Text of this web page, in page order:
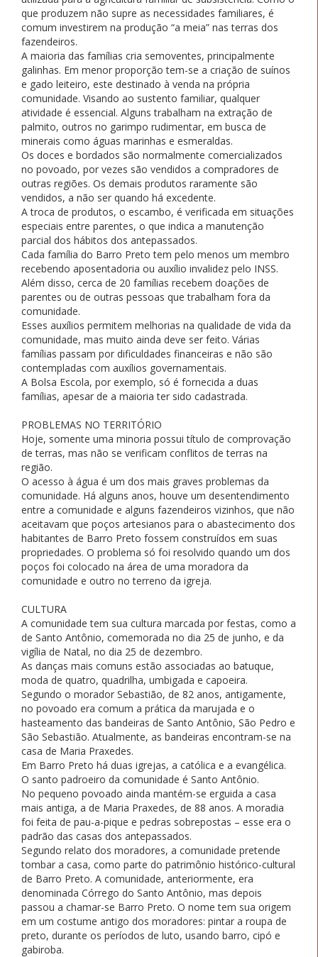
que produzem não supre as necessidades familiares, é
comum investirem na produção “a meia” nas terras dos
fazendeiros.
A maioria das famílias cria semoventes, principalmente
galinhas. Em menor proporção tem-se a criação de suínos
e gado leiteiro, este destinado à venda na própria
comunidade. Visando ao sustento familiar, qualquer
atividade é essencial. Alguns trabalham na extração de
palmito, outros no garimpo rudimentar, em busca de
minerais como águas marinhas e esmeraldas.
Os doces e bordados são normalmente comercializados
no povoado, por vezes são vendidos a compradores de
outras regiões. Os demais produtos raramente são
vendidos, a não ser quando há excedente.
A troca de produtos, o escambo, é verificada em situações
especiais entre parentes, o que indica a manutenção
parcial dos hábitos dos antepassados.
Cada família do Barro Preto tem pelo menos um membro
recebendo aposentadoria ou auxílio invalidez pelo INSS.
Além disso, cerca de 20 famílias recebem doações de
parentes ou de outras pessoas que trabalham fora da
comunidade.
Esses auxílios permitem melhorias na qualidade de vida da
comunidade, mas muito ainda deve ser feito. Várias
famílias passam por dificuldades financeiras e não são
contempladas com auxílios governamentais.
A Bolsa Escola, por exemplo, só é fornecida a duas
famílias, apesar de a maioria ter sido cadastrada.
PROBLEMAS NO TERRITÓRIO
Hoje, somente uma minoria possui título de comprovação
de terras, mas não se verificam conflitos de terras na
região.
O acesso à água é um dos mais graves problemas da
comunidade. Há alguns anos, houve um desentendimento
entre a comunidade e alguns fazendeiros vizinhos, que não
aceitavam que poços artesianos para o abastecimento dos
habitantes de Barro Preto fossem construídos em suas
propriedades. O problema só foi resolvido quando um dos
poços foi colocado na área de uma moradora da
comunidade e outro no terreno da igreja.
CULTURA
A comunidade tem sua cultura marcada por festas, como a
de Santo Antônio, comemorada no dia 25 de junho, e da
vigília de Natal, no dia 25 de dezembro.
As danças mais comuns estão associadas ao batuque,
moda de quatro, quadrilha, umbigada e capoeira.
Segundo o morador Sebastião, de 82 anos, antigamente,
no povoado era comum a prática da marujada e o
hasteamento das bandeiras de Santo Antônio, São Pedro e
São Sebastião. Atualmente, as bandeiras encontram-se na
casa de Maria Praxedes.
Em Barro Preto há duas igrejas, a católica e a evangélica.
O santo padroeiro da comunidade é Santo Antônio.
No pequeno povoado ainda mantém-se erguida a casa
mais antiga, a de Maria Praxedes, de 88 anos. A moradia
foi feita de pau-a-pique e pedras sobrepostas – esse era o
padrão das casas dos antepassados.
Segundo relato dos moradores, a comunidade pretende
tombar a casa, como parte do patrimônio histórico-cultural
de Barro Preto. A comunidade, anteriormente, era
denominada Córrego do Santo Antônio, mas depois
passou a chamar-se Barro Preto. O nome tem sua origem
em um costume antigo dos moradores: pintar a roupa de
preto, durante os períodos de luto, usando barro, cipó e
gabiroba.